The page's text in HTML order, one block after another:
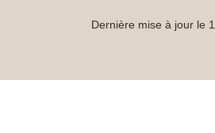
Dernière mise à jour le